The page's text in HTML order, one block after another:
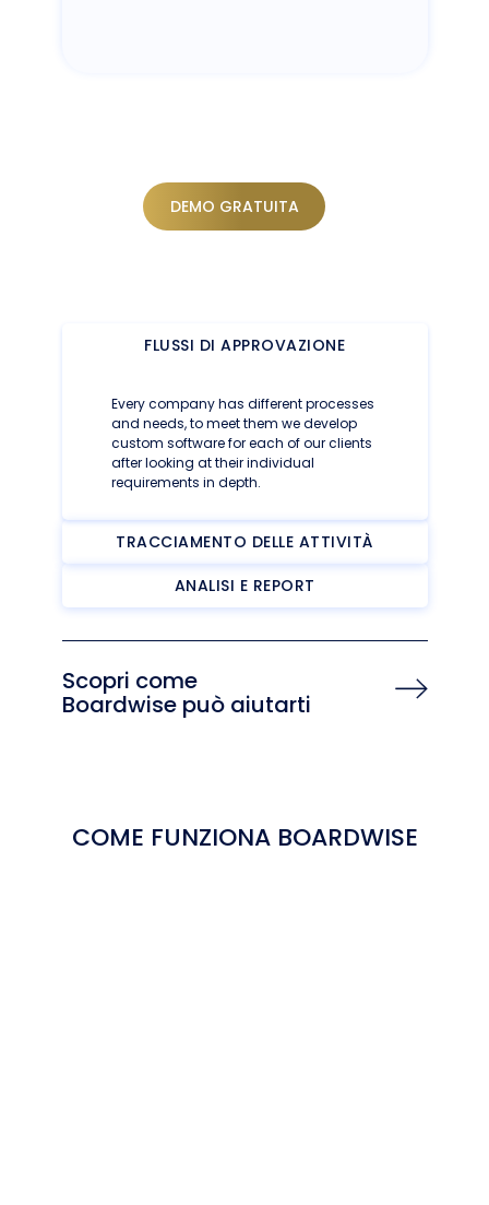
DEMO GRATUITA
FLUSSI DI APPROVAZIONE
Every company has different processes
and needs, to meet them we develop
custom software for each of our clients
after looking at their individual
requirements in depth.
TRACCIAMENTO DELLE ATTIVITÀ
ANALISI E REPORT
Scopri come
Boardwise può aiutarti
COME FUNZIONA BOARDWISE